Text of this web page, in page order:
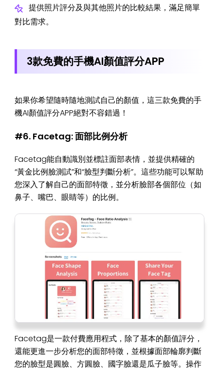
提供照片評分及與其他照片的比較結果，滿足簡單
對比需求。
3款免費的手機AI顏值評分APP
如果你希望隨時隨地測試自己的顏值，這三款免費的手
機AI顏值評分APP絕對不容錯過！
#6. Facetag: 面部比例分析
Facetag能自動識別並標註面部表情，並提供精確的
“黃金比例臉測試”和“臉型判斷分析”。這些功能可以幫助
您深入了解自己的面部特徵，並分析臉部各個部位（如
鼻子、嘴巴、眼睛等）的比例。
Facetag是一款付費應用程式，除了基本的顏值評分，
還能更進一步分析您的面部特徵，並根據面部輪廓判斷
您的臉型是圓臉、方圓臉、國字臉還是瓜子臉等。操作